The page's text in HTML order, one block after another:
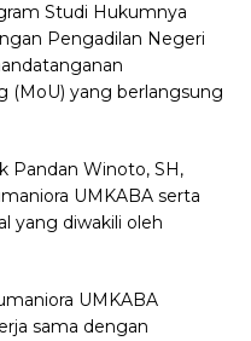
Studi Hukumnya
Pengadilan Negeri
(MoU) yang berlangsung
Pandan Winoto, SH,
UMKABA serta
yang diwakili oleh
UMKABA
sama dengan